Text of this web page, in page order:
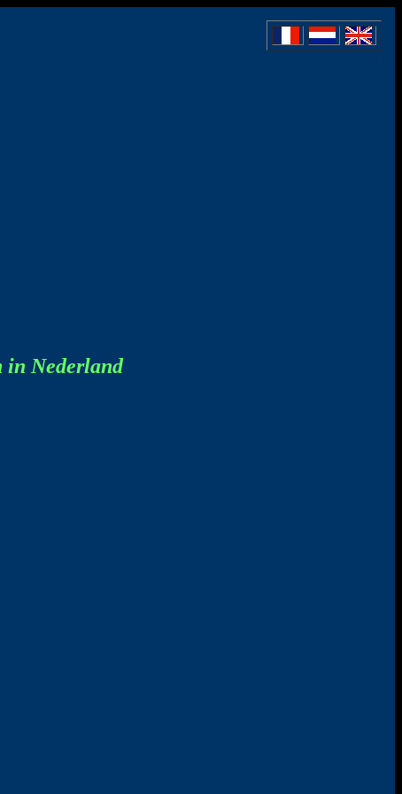
in Nederland